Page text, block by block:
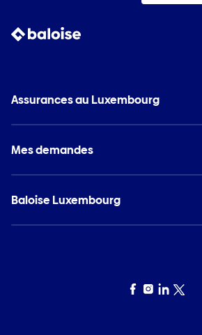
Assurances au Luxembourg
Mes demandes
Baloise Luxembourg
Facebook
Instagram
LinkedIn
Twitter